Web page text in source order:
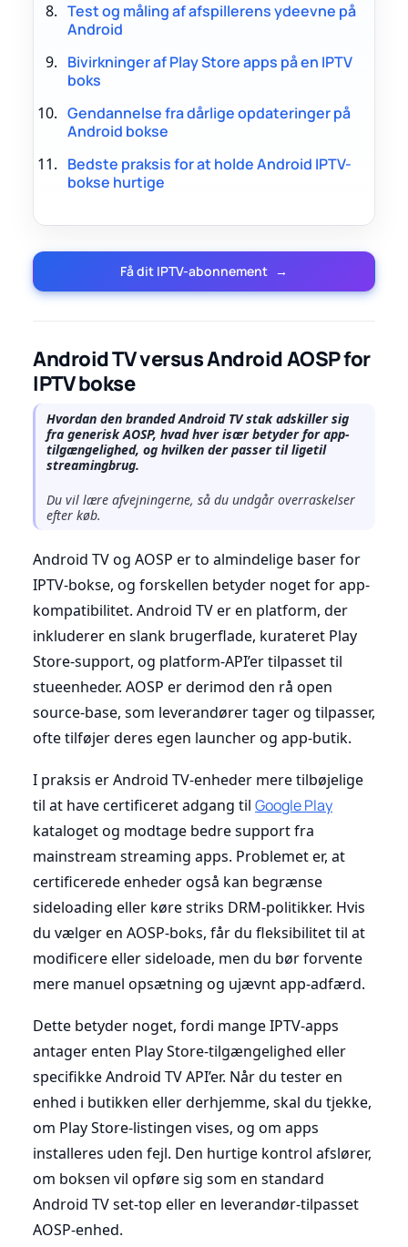
Test og måling af afspillerens ydeevne på
Android
Bivirkninger af Play Store apps på en IPTV
boks
Gendannelse fra dårlige opdateringer på
Android bokse
Bedste praksis for at holde Android IPTV-
bokse hurtige
Få dit IPTV-abonnement →
Android TV versus Android AOSP for
IPTV bokse
Hvordan den branded Android TV stak adskiller sig
fra generisk AOSP, hvad hver især betyder for app-
tilgængelighed, og hvilken der passer til ligetil
streamingbrug.
Du vil lære afvejningerne, så du undgår overraskelser
efter køb.
Android TV og AOSP er to almindelige baser for
IPTV-bokse, og forskellen betyder noget for app-
kompatibilitet. Android TV er en platform, der
inkluderer en slank brugerflade, kurateret Play
Store-support, og platform-API’er tilpasset til
stueenheder. AOSP er derimod den rå open
source-base, som leverandører tager og tilpasser,
ofte tilføjer deres egen launcher og app-butik.
I praksis er Android TV-enheder mere tilbøjelige
til at have certificeret adgang til Google Play
kataloget og modtage bedre support fra
mainstream streaming apps. Problemet er, at
certificerede enheder også kan begrænse
sideloading eller køre striks DRM-politikker. Hvis
du vælger en AOSP-boks, får du fleksibilitet til at
modificere eller sideloade, men du bør forvente
mere manuel opsætning og ujævnt app-adfærd.
Dette betyder noget, fordi mange IPTV-apps
antager enten Play Store-tilgængelighed eller
specifikke Android TV API’er. Når du tester en
enhed i butikken eller derhjemme, skal du tjekke,
om Play Store-listingen vises, og om apps
installeres uden fejl. Den hurtige kontrol afslører,
om boksen vil opføre sig som en standard
Android TV set-top eller en leverandør-tilpasset
AOSP-enhed.